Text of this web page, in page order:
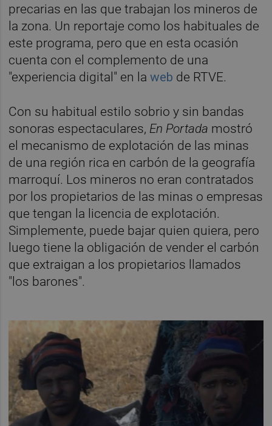
precarias en las que trabajan los mineros de
la zona. Un reportaje como los habituales de
este programa, pero que en esta ocasión
cuenta con el complemento de una
"experiencia digital" en laweb de RTVE.
Con su habitual estilo sobrio y sin bandas
sonoras espectaculares, En Portada mostró
el mecanismo de explotación de las minas
de una región rica en carbón de la geografía
marroquí. Los mineros no eran contratados
por los propietarios de las minas o empresas
que tengan la licencia de explotación.
Simplemente, puede bajar quien quiera, pero
luego tiene la obligación de vender el carbón
que extraigan a los propietarios llamados
"los barones".